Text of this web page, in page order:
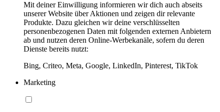
Mit deiner Einwilligung informieren wir dich auch abseits
unserer Website über Aktionen und zeigen dir relevante
Produkte. Dazu gleichen wir deine verschlüsselten
personenbezogenen Daten mit folgenden externen Anbietern
ab und nutzen deren Online-Werbekanäle, sofern du deren
Dienste bereits nutzt:
Bing, Criteo, Meta, Google, LinkedIn, Pinterest, TikTok
Marketing